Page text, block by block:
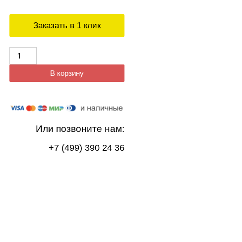
Заказать в 1 клик
В корзину
Или позвоните нам:
+7 (499) 390 24 36